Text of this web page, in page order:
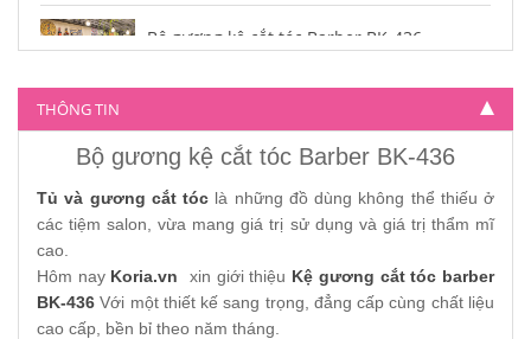
Bộ gương kệ cắt tóc Barber BK-436
THÔNG TIN
Bộ gương kệ cắt tóc Barber BK-436
Tủ và gương cắt tóc là những đồ dùng không thể thiếu ở
các tiệm salon, vừa mang giá trị sử dụng và giá trị thẩm mĩ
cao.
Hôm nay Koria.vn xin giới thiệu Kệ gương cắt tóc barber
BK-436 Với một thiết kế sang trọng, đẳng cấp cùng chất liệu
cao cấp, bền bỉ theo năm tháng.